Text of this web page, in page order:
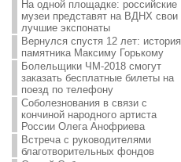
На одной площадке: российские
музеи представят на ВДНХ свои
лучшие экспонаты
Вернулся спустя 12 лет: история
памятника Максиму Горькому
Болельщики ЧМ-2018 смогут
заказать бесплатные билеты на
поезд по телефону
Соболезнования в связи с
кончиной народного артиста
России Олега Анофриева
Встреча с руководителями
благотворительных фондов